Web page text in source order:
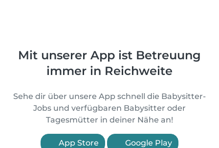
Mit unserer App ist Betreuung
immer in Reichweite
Sehe dir über unsere App schnell die Babysitter-
Jobs und verfügbaren Babysitter oder
Tagesmütter in deiner Nähe an!
App Store Google Play